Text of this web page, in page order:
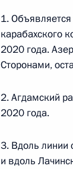
министра
19 мая 2021
министра
1.
карабахского
2020 года.
Сторонами,
2. Агдамский
2020 года.
3. Вдоль линии
и вдоль